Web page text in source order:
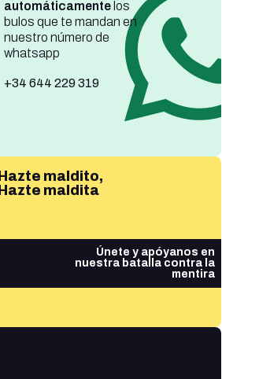
automáticamentelos
bulos que te mandan en
nuestro número de
whatsapp
+34 644 229 319
Hazte maldito,
Hazte maldita
Únete y apóyanos en
nuestra batalla contra la
mentira